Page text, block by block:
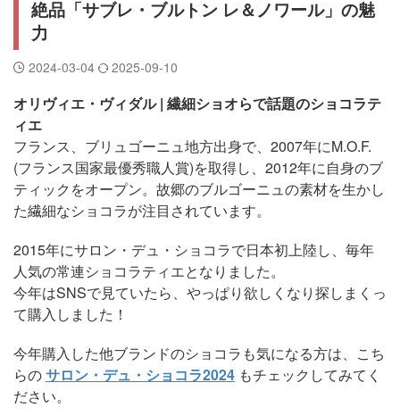
絶品「サブレ・ブルトン レ＆ノワール」の魅
力
2024-03-04 2025-09-10
オリヴィエ・ヴィダル | 繊細ショオらで話題のショコラテ
ィエ
フランス、ブリュゴーニュ地方出身で、2007年にM.O.F.
(フランス国家最優秀職人賞)を取得し、2012年に自身のブ
ティックをオープン。故郷のブルゴーニュの素材を生かし
た繊細なショコラが注目されています。
2015年にサロン・デュ・ショコラで日本初上陸し、毎年
人気の常連ショコラティエとなりました。
今年はSNSで見ていたら、やっぱり欲しくなり探しまくっ
て購入しました！
今年購入した他ブランドのショコラも気になる方は、こち
らのサロン・デュ・ショコラ2024 もチェックしてみてく
ださい。